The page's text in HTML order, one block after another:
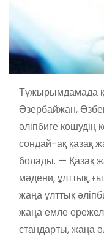
Тұжырымдамада
Әзербайжан,
әліпбиге
сондай-ақ қазақ
болады. — Қазақ
мәдени, ұлттық,
жаңа ұлттық
жаңа емле
стандарты, жаңа